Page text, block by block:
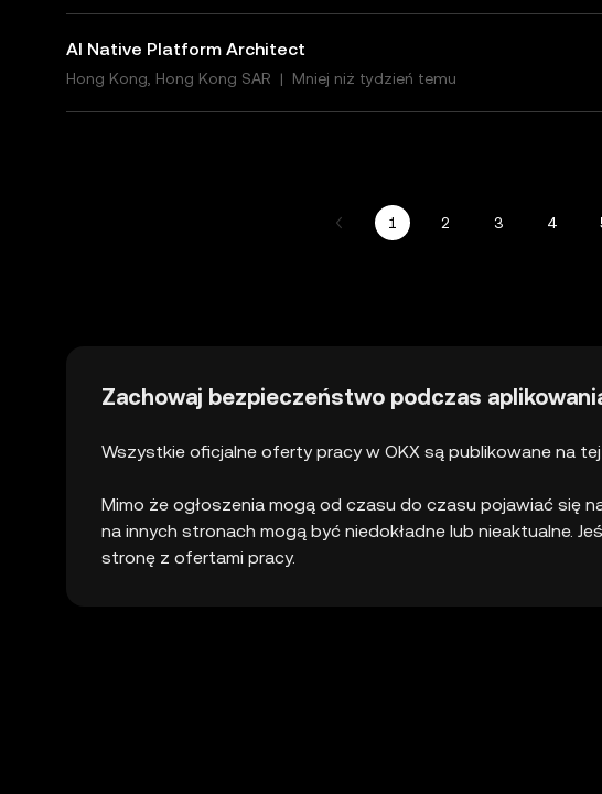
AI Native Platform Architect
Hong Kong, Hong Kong SAR | Mniej niż tydzień temu
1 2 3 4
Zachowaj bezpieczeństwo podczas
Wszystkie oficjalne oferty pracy w OKX są publikowane na
Mimo że ogłoszenia mogą od czasu do czasu pojawiać się
na innych stronach mogą być niedokładne lub nieaktualne.
stronę z ofertami pracy.